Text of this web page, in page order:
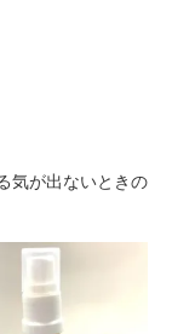
気が出ないときの